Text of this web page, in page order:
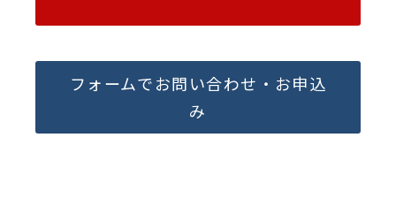
フォームでお問い合わせ・お申込
み